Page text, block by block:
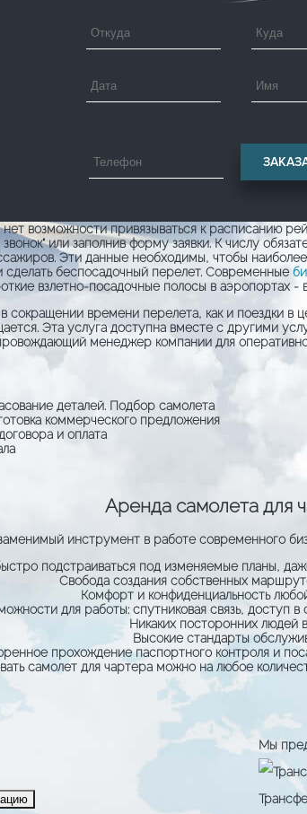
возможности привязываться к расписанию
или заполнив форму заявки. К числу
Эти данные необходимы, чтобы
беспосадочный перелет. Современные
взлетно-посадочные полосы в аэропортах
сокращении времени перелета, как и поездки
Эта услуга доступна вместе с другими
менеджер компании для
деталей. Подбор самолета
коммерческого предложения
и оплата
Аренда самолета для
инструмент в работе современного
подстраиваться под изменяемые планы,
Свобода создания собственных
Комфорт и конфиденциальность
для работы: спутниковая связь, доступ
Никаких посторонних людей
Высокие стандарты
прохождение паспортного контроля и
самолет для чартера можно на любое
Мы